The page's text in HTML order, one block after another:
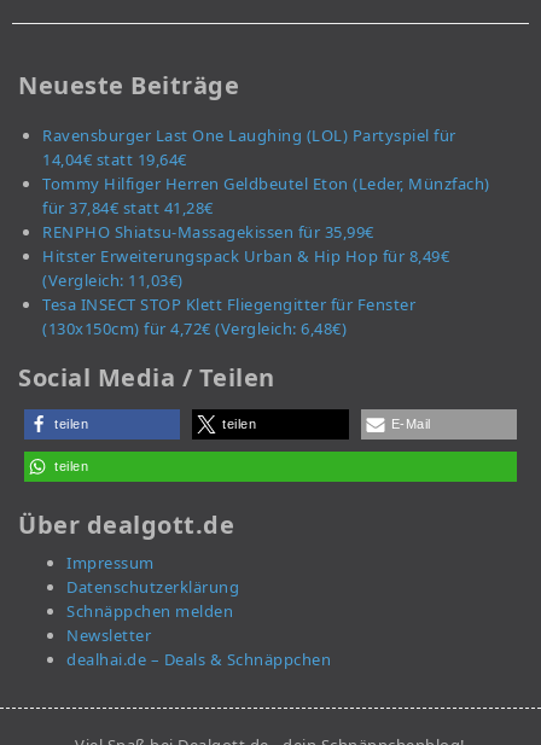
Neueste Beiträge
Ravensburger Last One Laughing (LOL) Partyspiel für
14,04€ statt 19,64€
Tommy Hilfiger Herren Geldbeutel Eton (Leder, Münzfach)
für 37,84€ statt 41,28€
RENPHO Shiatsu-Massagekissen für 35,99€
Hitster Erweiterungspack Urban & Hip Hop für 8,49€
(Vergleich: 11,03€)
Tesa INSECT STOP Klett Fliegengitter für Fenster
(130x150cm) für 4,72€ (Vergleich: 6,48€)
Social Media / Teilen
teilen teilen E-Mail
teilen
Über dealgott.de
Impressum
Datenschutzerklärung
Schnäppchen melden
Newsletter
dealhai.de – Deals & Schnäppchen